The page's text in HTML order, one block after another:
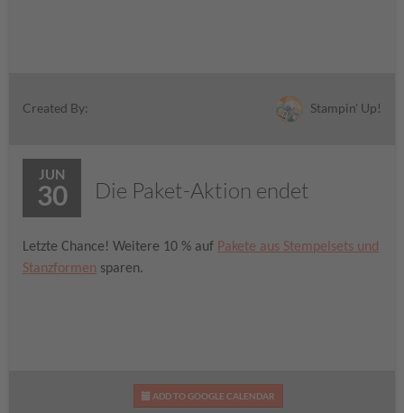
Created By: Stampin' Up!
JUN
30 Die Paket-Aktion endet
Letzte Chance! Weitere 10 % auf Pakete aus Stempelsets und
Stanzformen sparen.
ADD TO GOOGLE CALENDAR